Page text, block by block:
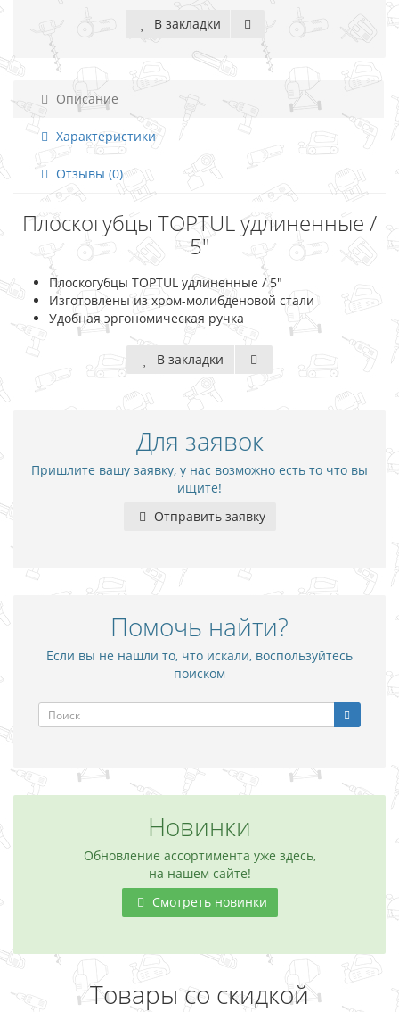
В закладки
Описание
Характеристики
Отзывы (0)
Плоскогубцы TOPTUL удлиненные /
5"
Плоскогубцы TOPTUL удлиненные / 5"
Изготовлены из хром-молибденовой стали
Удобная эргономическая ручка
В закладки
Для заявок
Пришлите вашу заявку, у нас возможно есть то что вы
ищите!
Отправить заявку
Помочь найти?
Если вы не нашли то, что искали, воспользуйтесь
поиском
Новинки
Обновление ассортимента уже здесь,
на нашем сайте!
Смотреть новинки
Товары со скидкой